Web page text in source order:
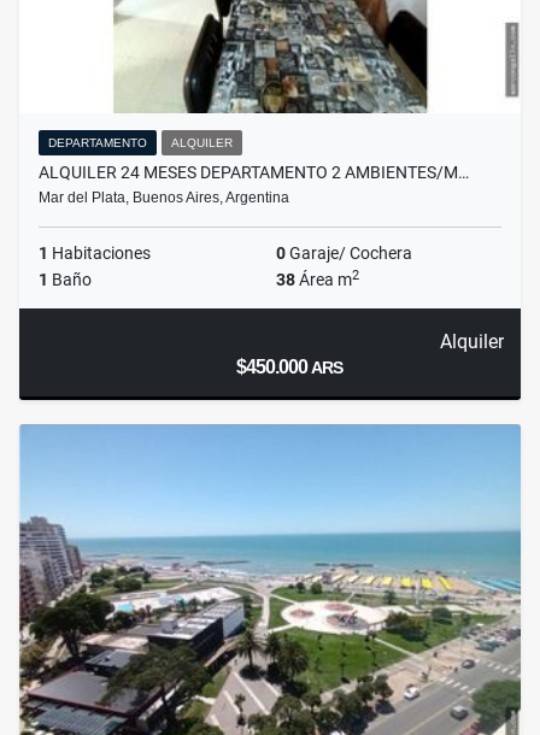
DEPARTAMENTO ALQUILER
ALQUILER 24 MESES DEPARTAMENTO 2 AMBIENTES/M…
Mar del Plata, Buenos Aires, Argentina
1 Habitaciones 0Garaje/ Cochera
1 Baño 38Área m2
Alquiler
$450.000ARS